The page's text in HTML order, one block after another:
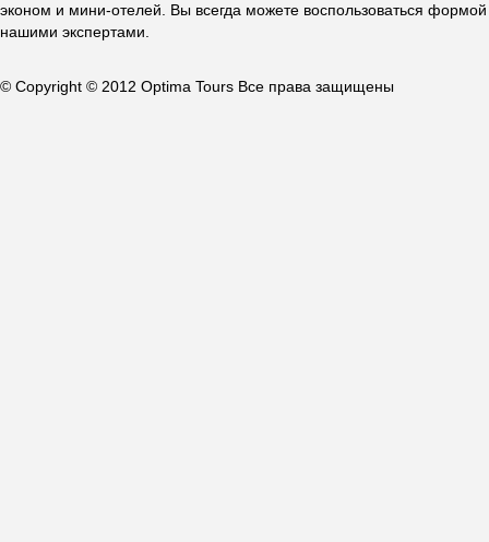
эконом и мини-отелей. Вы всегда можете воспользоваться
нашими экспертами.
© Copyright © 2012 Optima Tours Все права защищены